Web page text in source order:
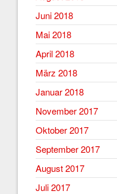
Juni 2018
Mai 2018
April 2018
März 2018
Januar 2018
November 2017
Oktober 2017
September 2017
August 2017
Juli 2017